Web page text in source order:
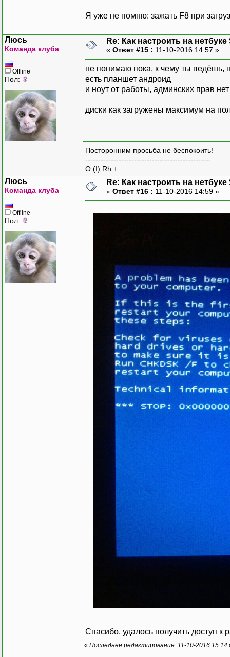
Я уже не помню: зажать F8 при
Люсь
Команда клуба
Offline
Пол:
Re: Как настроить на
« Ответ #15 : 11-10-2016 14:57 »
не понимаю пока, к чему ты ведёшь,
есть планшет андроид
и ноут от работы, админских прав нет
диски как загружены максимум на
Посторонним просьба не беспокоить!
-------------------------------------------------
O (I) Rh +
Люсь
Команда клуба
Offline
Пол:
Re: Как настроить на
« Ответ #16 : 11-10-2016 14:59 »
Спасибо, удалось получить доступ к
« Последнее редактирование: 11-10-2016